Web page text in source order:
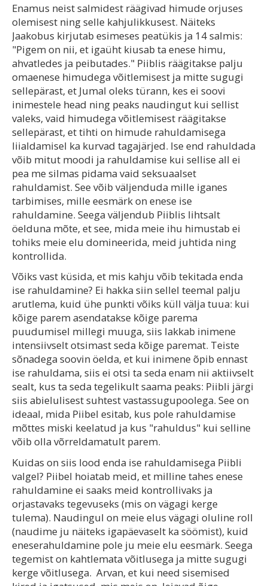
Enamus neist salmidest räägivad himude orjuses
olemisest ning selle kahjulikkusest. Näiteks
Jaakobus kirjutab esimeses peatükis ja 14 salmis:
"Pigem on nii, et igaüht kiusab ta enese himu,
ahvatledes ja peibutades." Piiblis räägitakse palju
omaenese himudega võitlemisest ja mitte sugugi
sellepärast, et Jumal oleks türann, kes ei soovi
inimestele head ning peaks naudingut kui sellist
valeks, vaid himudega võitlemisest räägitakse
sellepärast, et tihti on himude rahuldamisega
liialdamisel ka kurvad tagajärjed. Ise end rahuldada
võib mitut moodi ja rahuldamise kui sellise all ei
pea me silmas pidama vaid seksuaalset
rahuldamist. See võib väljenduda mille iganes
tarbimises, mille eesmärk on enese ise
rahuldamine. Seega väljendub Piiblis lihtsalt
öelduna mõte, et see, mida meie ihu himustab ei
tohiks meie elu domineerida, meid juhtida ning
kontrollida.
Võiks vast küsida, et mis kahju võib tekitada enda
ise rahuldamine? Ei hakka siin sellel teemal palju
arutlema, kuid ühe punkti võiks küll välja tuua: kui
kõige parem asendatakse kõige parema
puudumisel millegi muuga, siis lakkab inimene
intensiivselt otsimast seda kõige paremat. Teiste
sõnadega soovin öelda, et kui inimene õpib ennast
ise rahuldama, siis ei otsi ta seda enam nii aktiivselt
sealt, kus ta seda tegelikult saama peaks: Piibli järgi
siis abielulisest suhtest vastassugupoolega. See on
ideaal, mida Piibel esitab, kus pole rahuldamise
mõttes miski keelatud ja kus "rahuldus" kui selline
võib olla võrreldamatult parem.
Kuidas on siis lood enda ise rahuldamisega Piibli
valgel? Piibel hoiatab meid, et milline tahes enese
rahuldamine ei saaks meid kontrollivaks ja
orjastavaks tegevuseks (mis on vägagi kerge
tulema). Naudingul on meie elus vägagi oluline roll
(naudime ju näiteks igapäevaselt ka söömist), kuid
eneserahuldamine pole ju meie elu eesmärk. Seega
tegemist on kahtlemata võitlusega ja mitte sugugi
kerge võitlusega. Arvan, et kui need sisemised